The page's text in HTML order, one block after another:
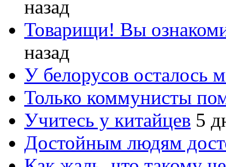
назад
Товарищи! Вы
назад
У белорусов осталось
Только коммунисты
Учитесь у китайцев 5
Достойным людям